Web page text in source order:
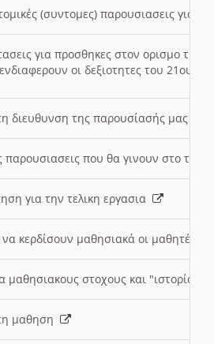
(συντομες) παρουσιασεις για
για προσθηκες στον ορισμο
οι δεξιοτητες του 21ου
διευθυνση της παρουσίασής μας
παρουσιασεις που θα γινουν στο
για την τελικη εργασια
κερδίσουν μαθησιακά οι μαθητές/
μαθησιακους στοχους και "ιστορία"
μαθηση